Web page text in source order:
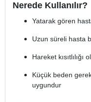
Nerede Kullanılır?
Yatarak gören
Uzun süreli hasta
Hareket kısıtlılığı
Küçük beden
uygundur